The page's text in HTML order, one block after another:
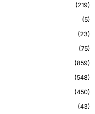
219
5
23
75
859
548
450
43